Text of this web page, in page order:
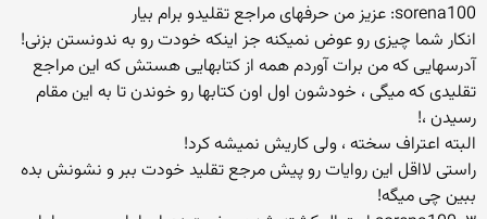
sorena100: عزیز من حرفهای مراجع تقلیدو برام بیار
انکار شما چیزی رو عوض نمیکنه جز اینکه خودت رو به ندونستن بزنی!
آدرسهایی که من برات آوردم همه از کتابهایی هستش که این مراجع
تقلیدی که میگی ، خودشون اول اون کتابها رو خوندن تا به این مقام
رسیدن ،!
البته اعتراف سخته ، ولی کاریش نمیشه کرد!
راستی لااقل این روایات رو پیش مرجع تقلید خودت ببر و نشونش بده
ببین چی میگه!